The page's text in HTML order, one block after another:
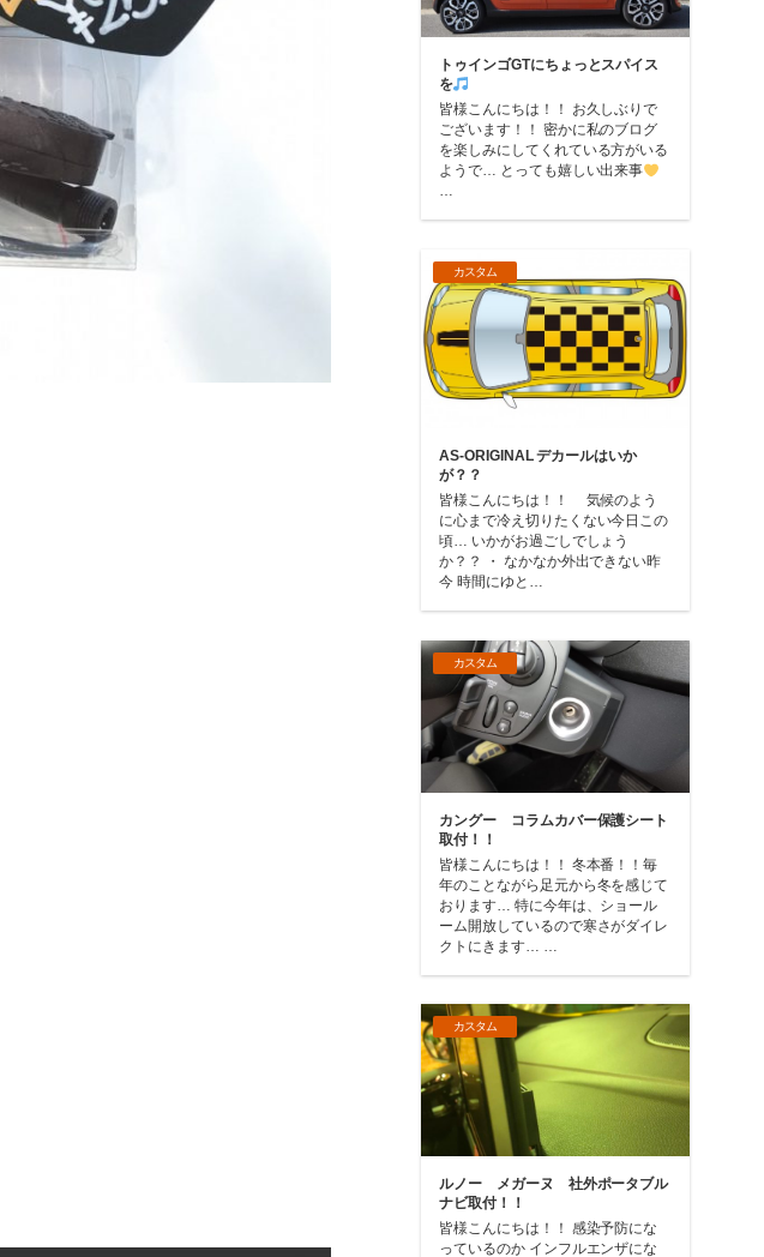
トゥインゴGTにちょっとスパイス
を
皆様こんにちは！！ お久しぶりで
ございます！！ 密かに私のブログ
を楽しみにしてくれている方がいる
ようで… とっても嬉しい出来事
…
カスタム
AS-ORIGINAL デカールはいか
が？？
皆様こんにちは！！ 気候のよう
に心まで冷え切りたくない今日この
頃… いかがお過ごしでしょう
か？？ ・ なかなか外出できない昨
今 時間にゆと…
カスタム
カングー コラムカバー保護シート
取付！！
皆様こんにちは！！ 冬本番！！毎
年のことながら足元から冬を感じて
おります… 特に今年は、ショール
ーム開放しているので寒さがダイレ
クトにきます… …
カスタム
ルノー メガーヌ 社外ポータブル
ナビ取付！！
皆様こんにちは！！ 感染予防にな
っているのか インフルエンザにな